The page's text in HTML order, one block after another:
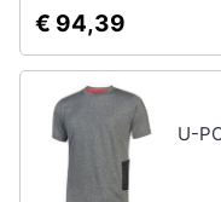
Animali
Motori
Libri,
cd
Accessori
elettronica
Borse
Occhiali
€ 94,39
U-